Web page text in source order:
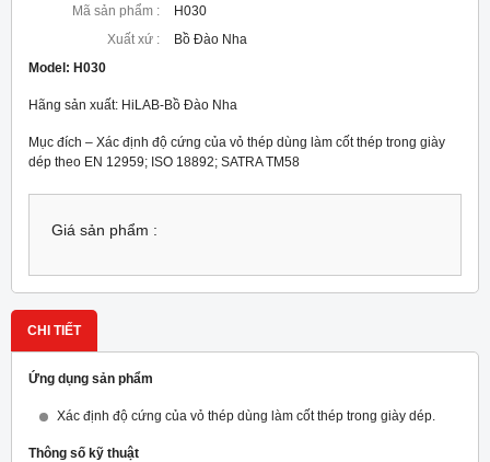
Mã sản phẩm :
H030
Xuất xứ :
Bồ Đào Nha
Model: H030
Hãng sản xuất: HiLAB-Bồ Đào Nha
Mục đích – Xác định độ cứng của vỏ thép dùng làm cốt thép trong giày
dép theo EN 12959; ISO 18892; SATRA TM58
Giá sản phẩm :
CHI TIẾT
Ứng dụng sản phẩm
Xác định độ cứng của vỏ thép dùng làm cốt thép trong giày dép.
Thông số kỹ thuật